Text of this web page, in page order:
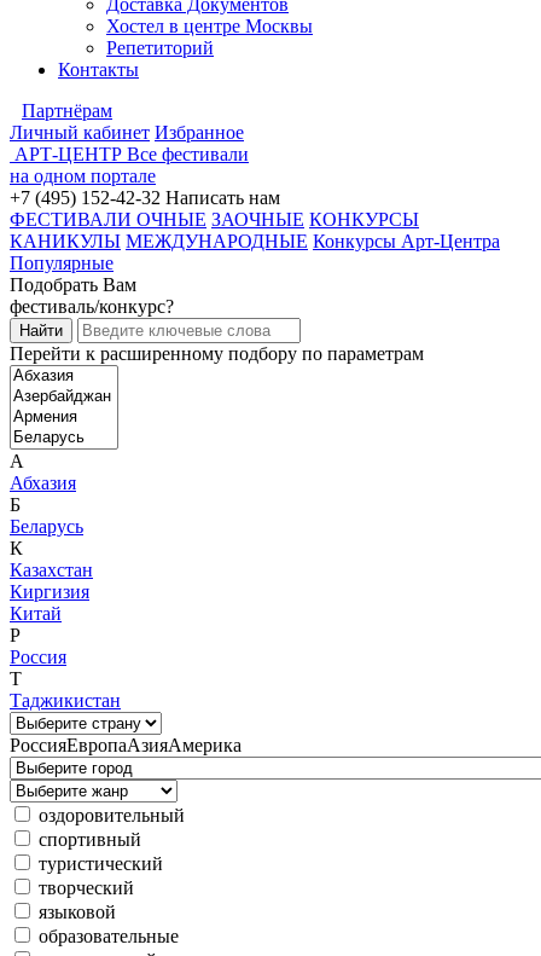
Доставка Документов
Хостел в центре Москвы
Репетиторий
Контакты
Партнёрам
Личный кабинет Избранное
АРТ-ЦЕНТР Все фестивали
на одном портале
+7 (495) 152-42-32 Написать нам
ФЕСТИВАЛИ ОЧНЫЕ ЗАОЧНЫЕ КОНКУРСЫ
КАНИКУЛЫ МЕЖДУНАРОДНЫЕ Конкурсы Арт-Центра
Популярные
Подобрать Вам
фестиваль/конкурс?
Перейти к расширенному подбору по параметрам
А
Абхазия
Б
Беларусь
К
Казахстан
Киргизия
Китай
Р
Россия
Т
Таджикистан
РоссияЕвропаАзияАмерика
оздоровительный
спортивный
туристический
творческий
языковой
образовательные